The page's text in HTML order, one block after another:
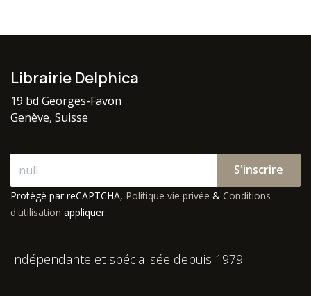
Librairie Delphica
19 bd Georges-Favon
Genève, Suisse
S'inscrire
Protégé par reCAPTCHA, Politique vie privée & Conditions
d'utilisation appliquer.
Indépendante et spécialisée depuis 1979.